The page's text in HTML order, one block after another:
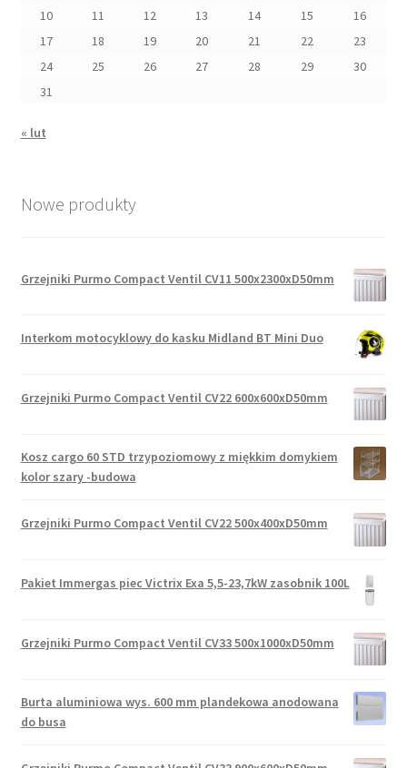
10
11 12 13 14 15
16
17
18 19 20 21 22
23
24
25 26 27 28 29
30
31
« lut
Nowe produkty
Grzejniki Purmo Compact Ventil CV11 500x2300xD50mm
Interkom motocyklowy do kasku Midland BT Mini Duo
Grzejniki Purmo Compact Ventil CV22 600x600xD50mm
Kosz cargo 60 STD trzypoziomowy z miękkim domykiem
kolor szary -budowa
Grzejniki Purmo Compact Ventil CV22 500x400xD50mm
Pakiet Immergas piec Victrix Exa 5,5-23,7kW zasobnik 100L
Grzejniki Purmo Compact Ventil CV33 500x1000xD50mm
Burta aluminiowa wys. 600 mm plandekowa anodowana
do busa